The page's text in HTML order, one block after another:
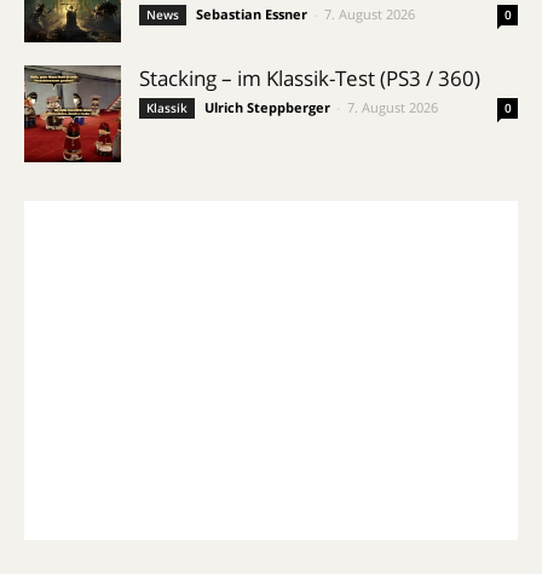
News Sebastian Essner 7. August 2026 0
Stacking – im Klassik-Test (PS3 / 360)
Klassik Ulrich Steppberger 7. August 2026 0